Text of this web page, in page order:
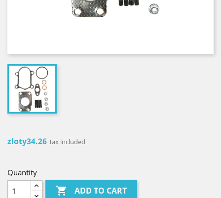
zloty34.26 Tax included
Quantity
 ADD TO CART